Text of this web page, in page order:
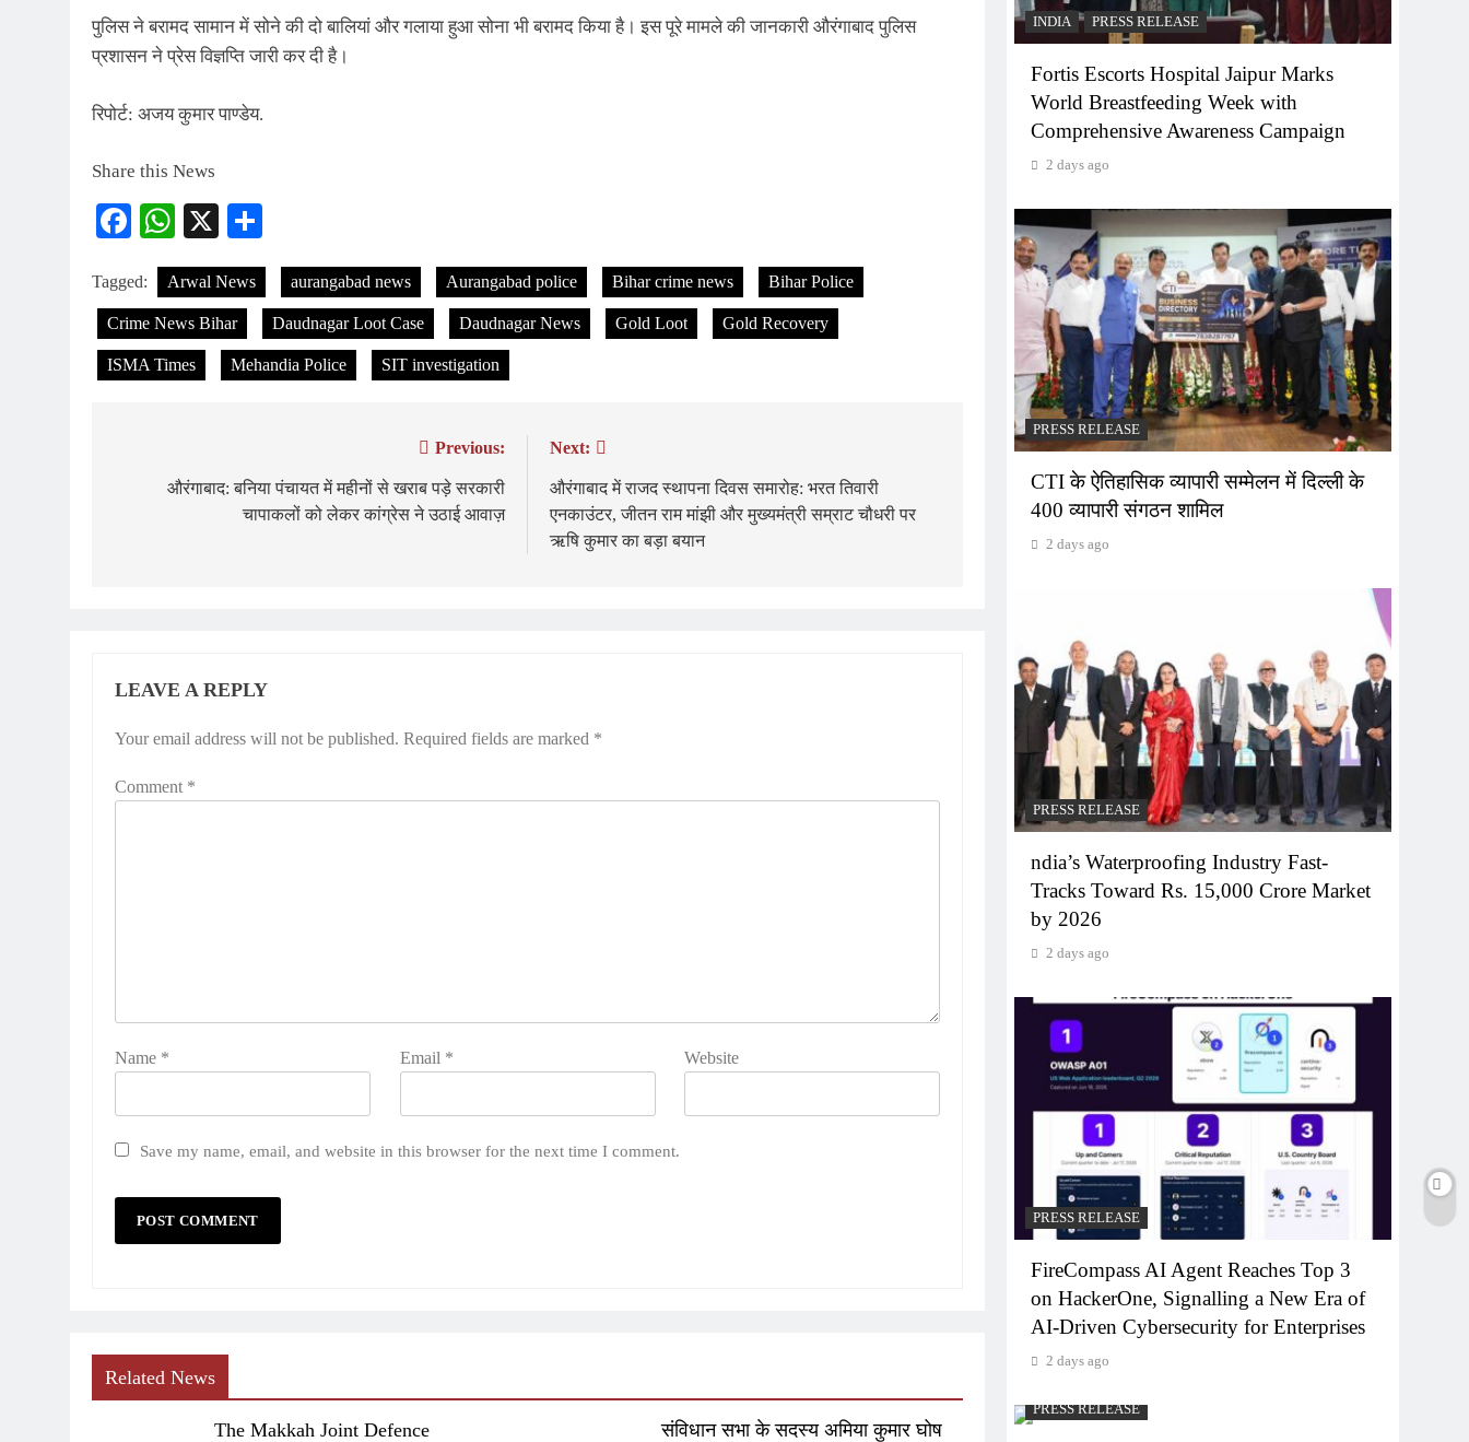
पुलिस ने बरामद सामान में सोने की दो बालियां और गलाया हुआ सोना भी बरामद किया है। इस पूरे मामले की जानकारी औरंगाबाद पुलिस
प्रशासन ने प्रेस विज्ञप्ति जारी कर दी है।
रिपोर्ट: अजय कुमार पाण्डेय.
Share this News
Facebook
WhatsApp
X
Tagged: Arwal News aurangabad news Aurangabad police Bihar crime news Bihar Police
Crime News Bihar Daudnagar Loot Case Daudnagar News Gold Loot Gold Recovery
ISMA Times Mehandia Police SIT investigation
navigation
Previous:
औरंगाबाद: बनिया पंचायत में महीनों से खराब पड़े सरकारी
चापाकलों को लेकर कांग्रेस ने उठाई आवाज़
Next:
औरंगाबाद में राजद स्थापना दिवस समारोह: भरत तिवारी
एनकाउंटर, जीतन राम मांझी और मुख्यमंत्री सम्राट चौधरी पर
ऋषि कुमार का बड़ा बयान
LEAVE A REPLY
Your email address will not be published. Required fields are marked *
Comment *
Name * Email * Website
Save my name, email, and website in this browser for the next time I comment.
Related News
The Makkah Joint Defence
संविधान सभा के सदस्य अमिया कुमार घोष
INDIA PRESS RELEASE
Fortis Escorts Hospital Jaipur Marks
World Breastfeeding Week with
Comprehensive Awareness Campaign
2 days ago
PRESS RELEASE
CTI के ऐतिहासिक व्यापारी सम्मेलन में दिल्ली के
400 व्यापारी संगठन शामिल
2 days ago
PRESS RELEASE
ndia’s Waterproofing Industry Fast-
Tracks Toward Rs. 15,000 Crore Market
by 2026
2 days ago
PRESS RELEASE
FireCompass AI Agent Reaches Top 3
on HackerOne, Signalling a New Era of
AI-Driven Cybersecurity for Enterprises
2 days ago
PRESS RELEASE